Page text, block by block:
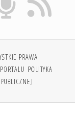
PRAWA
POLITYKA